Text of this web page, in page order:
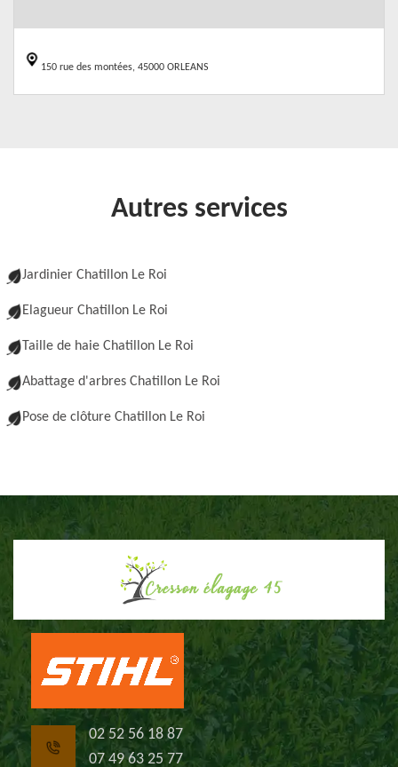
150 rue des montées, 45000 ORLEANS
Autres services
Jardinier Chatillon Le Roi
Elagueur Chatillon Le Roi
Taille de haie Chatillon Le Roi
Abattage d'arbres Chatillon Le Roi
Pose de clôture Chatillon Le Roi
02 52 56 18 87
07 49 63 25 77